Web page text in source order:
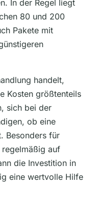
In der Regel liegt
80 und 200
Pakete mit
handelt,
Kosten größtenteils
sich bei der
ob eine
Besonders für
auf
die Investition in
eine wertvolle Hilfe